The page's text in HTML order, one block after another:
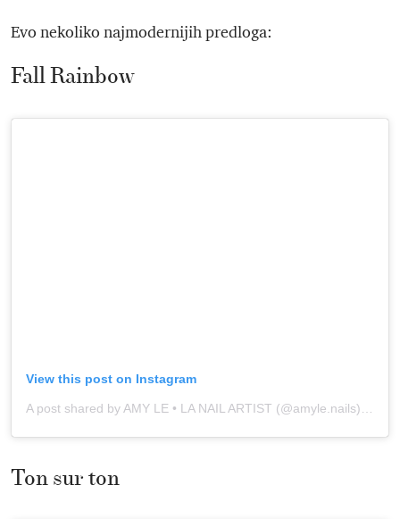
Evo nekoliko najmodernijih predloga:
Fall Rainbow
View this post on Instagram
Ton sur ton